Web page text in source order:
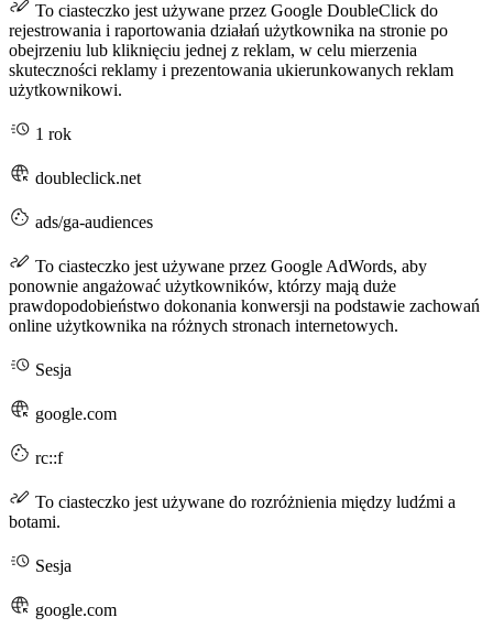
To ciasteczko jest używane przez Google DoubleClick do
rejestrowania i raportowania działań użytkownika na stronie po
obejrzeniu lub kliknięciu jednej z reklam, w celu mierzenia
skuteczności reklamy i prezentowania ukierunkowanych reklam
użytkownikowi.
1 rok
doubleclick.net
ads/ga-audiences
To ciasteczko jest używane przez Google AdWords, aby
ponownie angażować użytkowników, którzy mają duże
prawdopodobieństwo dokonania konwersji na podstawie zachowań
online użytkownika na różnych stronach internetowych.
Sesja
google.com
rc::f
To ciasteczko jest używane do rozróżnienia między ludźmi a
botami.
Sesja
google.com